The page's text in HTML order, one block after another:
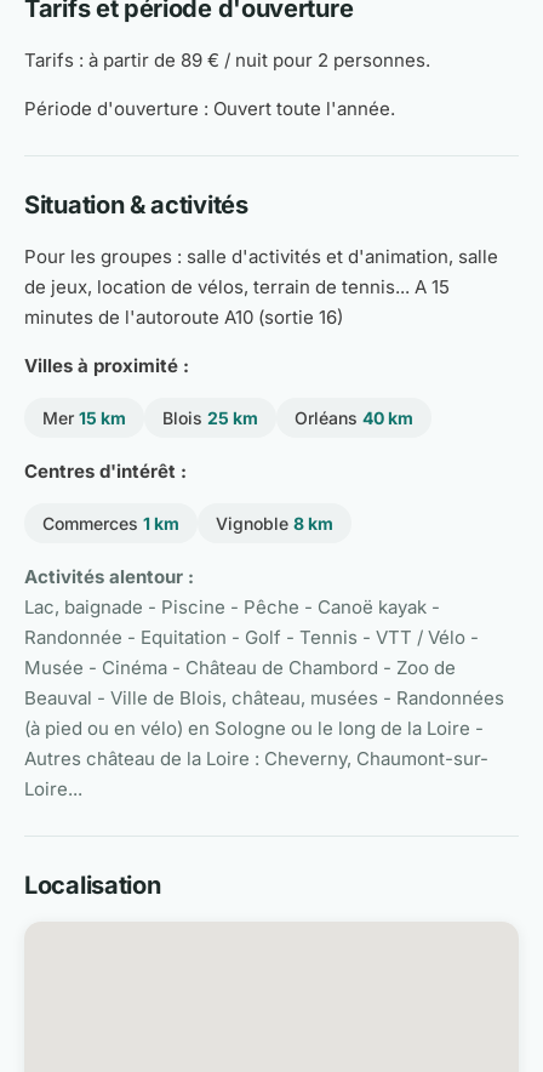
Tarifs et période d'ouverture
Tarifs : à partir de 89 € / nuit pour 2 personnes.
Période d'ouverture : Ouvert toute l'année.
Situation & activités
Pour les groupes : salle d'activités et d'animation, salle
de jeux, location de vélos, terrain de tennis... A 15
minutes de l'autoroute A10 (sortie 16)
Villes à proximité :
Mer 15 km Blois 25 km Orléans 40 km
Centres d'intérêt :
Commerces 1 km Vignoble 8 km
Activités alentour :
Lac, baignade - Piscine - Pêche - Canoë kayak -
Randonnée - Equitation - Golf - Tennis - VTT / Vélo -
Musée - Cinéma - Château de Chambord - Zoo de
Beauval - Ville de Blois, château, musées - Randonnées
(à pied ou en vélo) en Sologne ou le long de la Loire -
Autres château de la Loire : Cheverny, Chaumont-sur-
Loire...
Localisation